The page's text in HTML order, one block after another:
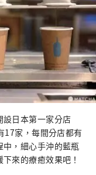
設日本第一家分店
17家，每間分店都有
，細心手沖的藍瓶
來的療癒效果吧！